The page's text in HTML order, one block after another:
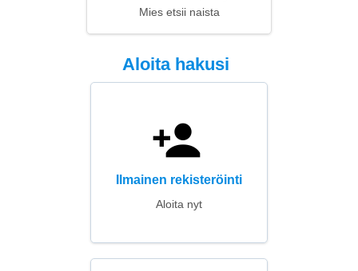
Mies etsii naista
Aloita hakusi
Ilmainen rekisteröinti
Aloita nyt